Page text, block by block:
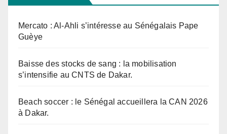
Mercato : Al-Ahli s’intéresse au Sénégalais Pape
Guèye
Baisse des stocks de sang : la mobilisation
s’intensifie au CNTS de Dakar.
Beach soccer : le Sénégal accueillera la CAN 2026
à Dakar.